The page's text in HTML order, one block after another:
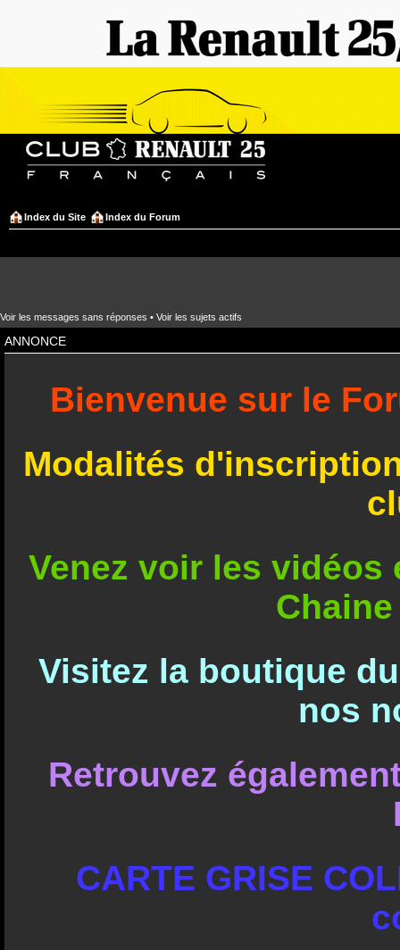
Index du Site Index du Forum
Voir les messages sans réponses • Voir les sujets actifs
ANNONCE
Bienvenue sur le
Modalités
Venez voir les
Visitez la boutique
nos
Retrouvez
CARTE GRISE